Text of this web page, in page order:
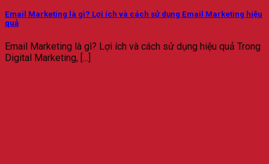
Email Marketing là gì? Lợi ích và cách sử dụng Email Marketing hiệu
quả
Email Marketing là gì? Lợi ích và cách sử dụng hiệu quả Trong
Digital Marketing, [...]